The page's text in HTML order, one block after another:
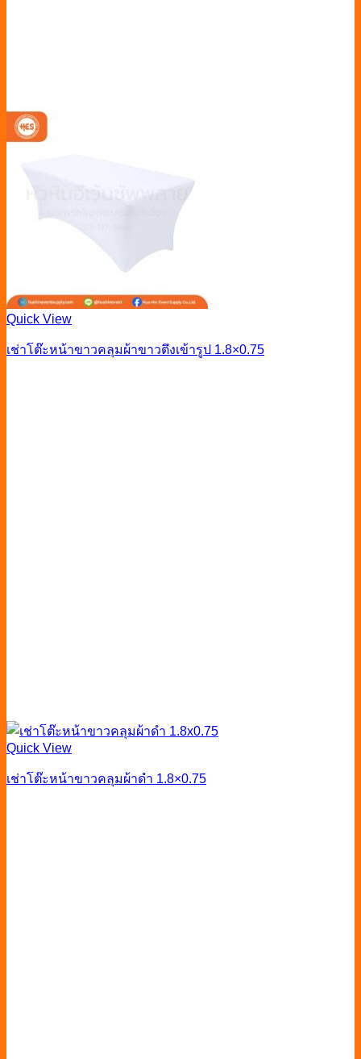
Quick View
เช่าโต๊ะหน้าขาวคลุมผ้าขาวตึงเข้ารูป 1.8×0.75
Quick View
เช่าโต๊ะหน้าขาวคลุมผ้าดำ 1.8×0.75